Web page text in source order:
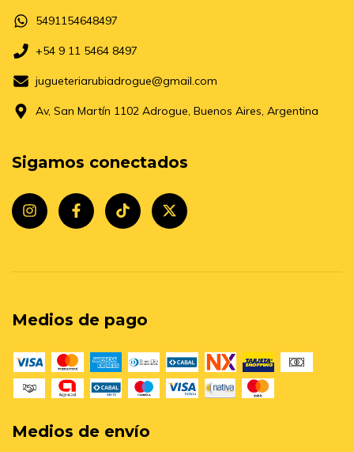
5491154648497
+54 9 11 5464 8497
jugueteriarubiadrogue@gmail.com
Av, San Martín 1102 Adrogue, Buenos Aires, Argentina
Sigamos conectados
Medios de pago
Medios de envío